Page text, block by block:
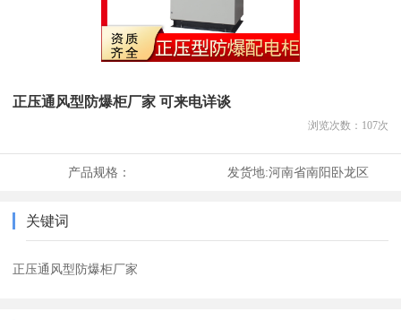
正压通风型防爆柜厂家 可来电详谈
浏览次数： 107次
产品规格： 发货地:河南省南阳卧龙区
关键词
正压通风型防爆柜厂家